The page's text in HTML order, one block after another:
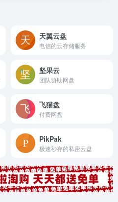
天翼云盘
电信的云存储服务
坚果云
团队协助网盘
飞猫盘
付费网盘
PikPak
极速秒存的私密云盘